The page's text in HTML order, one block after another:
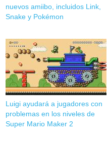
nuevos amiibo, incluidos Link,
Snake y Pokémon
Luigi ayudará a jugadores con
problemas en los niveles de
Super Mario Maker 2